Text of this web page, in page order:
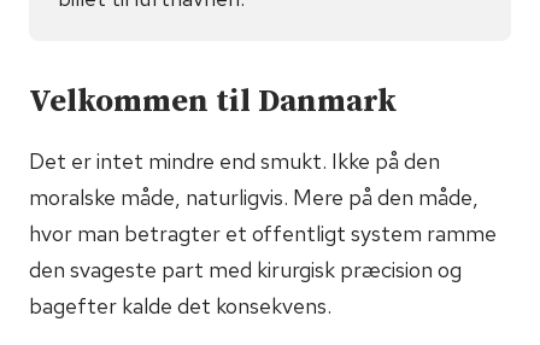
Velkommen til Danmark
Det er intet mindre end smukt. Ikke på den
moralske måde, naturligvis. Mere på den måde,
hvor man betragter et offentligt system ramme
den svageste part med kirurgisk præcision og
bagefter kalde det konsekvens.